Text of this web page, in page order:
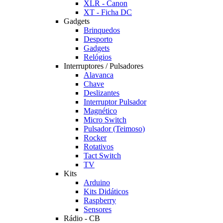
XLR - Canon
XT - Ficha DC
Gadgets
Brinquedos
Desporto
Gadgets
Relógios
Interruptores / Pulsadores
Alavanca
Chave
Deslizantes
Interruptor Pulsador
Magnético
Micro Switch
Pulsador (Teimoso)
Rocker
Rotativos
Tact Switch
TV
Kits
Arduino
Kits Didáticos
Raspberry
Sensores
Rádio - CB